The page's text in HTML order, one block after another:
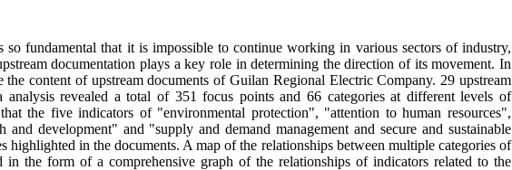
fundamental that it is impossible to continue working in various sectors of industry,
documentation plays a key role in determining the direction of its movement. In
the content of upstream documents of Guilan Regional Electric Company. 29 upstream
analysis revealed a total of 351 focus points and 66 categories at different levels of
the five indicators of "environmental protection", "attention to human resources",
development" and "supply and demand management and secure and sustainable
highlighted in the documents. A map of the relationships between multiple categories of
in the form of a comprehensive graph of the relationships of indicators related to the